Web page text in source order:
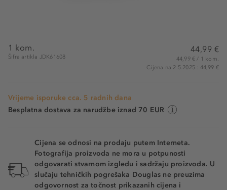
1 kom.
Šifra artikla JDK61608
44,99 €
44,99 € / 1 kom.
Cijena na 2.5.2025.: 44,99 €
Vrijeme isporuke cca. 5 radnih dana
Besplatna dostava za narudžbe iznad 70 EUR
Cijena se odnosi na prodaju putem Interneta.
Fotografija proizvoda ne mora u potpunosti
odgovarati stvarnom izgledu i sadržaju proizvoda. U
slučaju tehničkih pogrešaka Douglas ne preuzima
odgovornost za točnost prikazanih cijena i